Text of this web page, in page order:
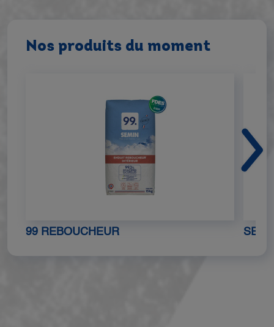
Nos produits du moment
99 REBOUCHEUR